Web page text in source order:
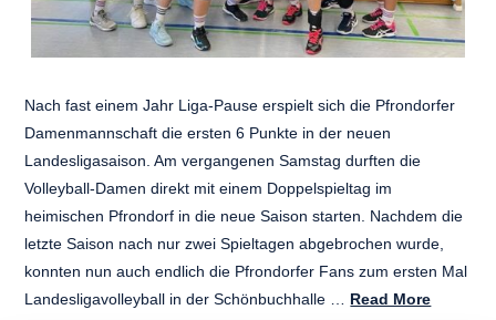
Nach fast einem Jahr Liga-Pause erspielt sich die Pfrondorfer
Damenmannschaft die ersten 6 Punkte in der neuen
Landesligasaison. Am vergangenen Samstag durften die
Volleyball-Damen direkt mit einem Doppelspieltag im
heimischen Pfrondorf in die neue Saison starten. Nachdem die
letzte Saison nach nur zwei Spieltagen abgebrochen wurde,
konnten nun auch endlich die Pfrondorfer Fans zum ersten Mal
Landesligavolleyball in der Schönbuchhalle … Read More